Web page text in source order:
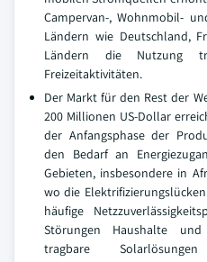
Campervan-, Wohnmobil-
Ländern wie Deutschland,
Ländern die Nutzung
Freizeitaktivitäten.
Der Markt für den Rest der
200 Millionen US-Dollar
der Anfangsphase der
den Bedarf an
Gebieten, insbesondere in
wo die
häufige
Störungen Haushalte
tragbare